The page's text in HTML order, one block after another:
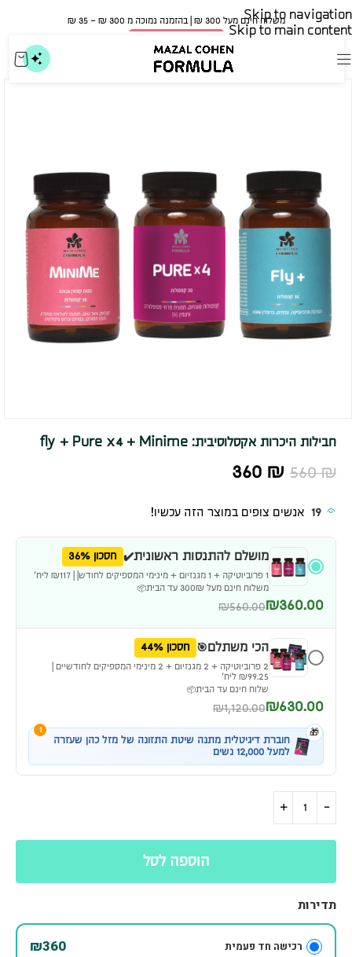
Skip to navigation
Skip to main content
משלוח חינם מעל 300 ₪ | בהזמנה נמוכה מ 300 ₪ – 35 ₪​
חבילות היכרות אקסלוסיבית: fly + Pure x4 + Minime
560₪
360 ₪
19 אנשים צופים במוצר הזה עכשיו!
מושלם להתנסות ראשונית✔️ חסכון 36%
1 פרוביוטיקה + 1 מגנזיום + מינימי המספיקים לחודש| | ₪117 ליח׳
משלוח חינם מעל 300₪ עד הבית📦
₪360.00
₪560.00
הכי משתלם🎯 חסכון 44%
2 פרוביוטיקה + 2 מגנזיום + 2 מינימי המספיקים לחודשיים |
₪99.25 ליח׳
שלוח חינם עד הבית📦
₪630.00
₪1,120.00
🎁
1
חוברת דיגיטלית מתנה שיטת התזונה של מזל כהן שעזרה
למעל 12,000 נשים
הוספה לסל
תדירות
רכישה חד פעמית ₪360